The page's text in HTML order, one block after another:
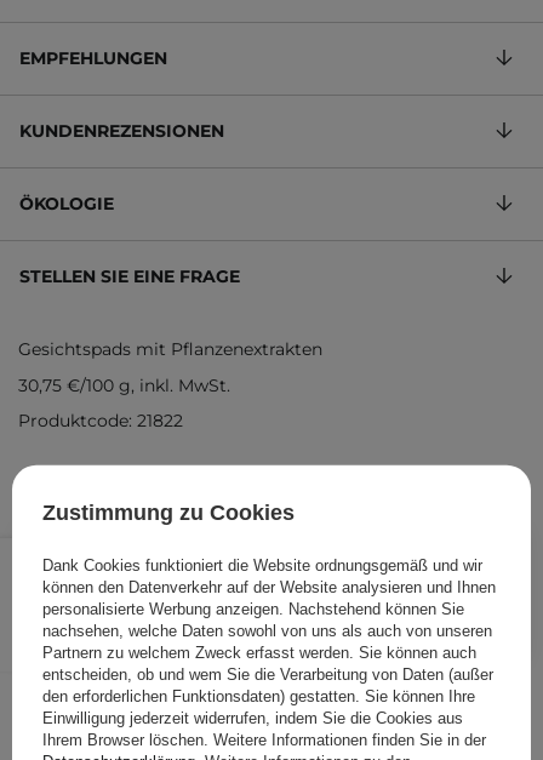
19,99 € Stk.
IN DEN WARENKORB
EMPFEHLUNGEN
KUNDENREZENSIONEN
ÖKOLOGIE
STELLEN SIE EINE FRAGE
Gesichtspads mit Pflanzenextrakten
30,75 €/100 g, inkl. MwSt.
Produktcode: 21822
Folgende Produkte wurden von
anderen Kunden geprüft
Zustimmung zu Cookies
Dank Cookies funktioniert die Website ordnungsgemäß und wir
können den Datenverkehr auf der Website analysieren und Ihnen
personalisierte Werbung anzeigen. Nachstehend können Sie
nachsehen, welche Daten sowohl von uns als auch von unseren
Partnern zu welchem Zweck erfasst werden. Sie können auch
entscheiden, ob und wem Sie die Verarbeitung von Daten (außer
den erforderlichen Funktionsdaten) gestatten. Sie können Ihre
Einwilligung jederzeit widerrufen, indem Sie die Cookies aus
Ihrem Browser löschen. Weitere Informationen finden Sie in der